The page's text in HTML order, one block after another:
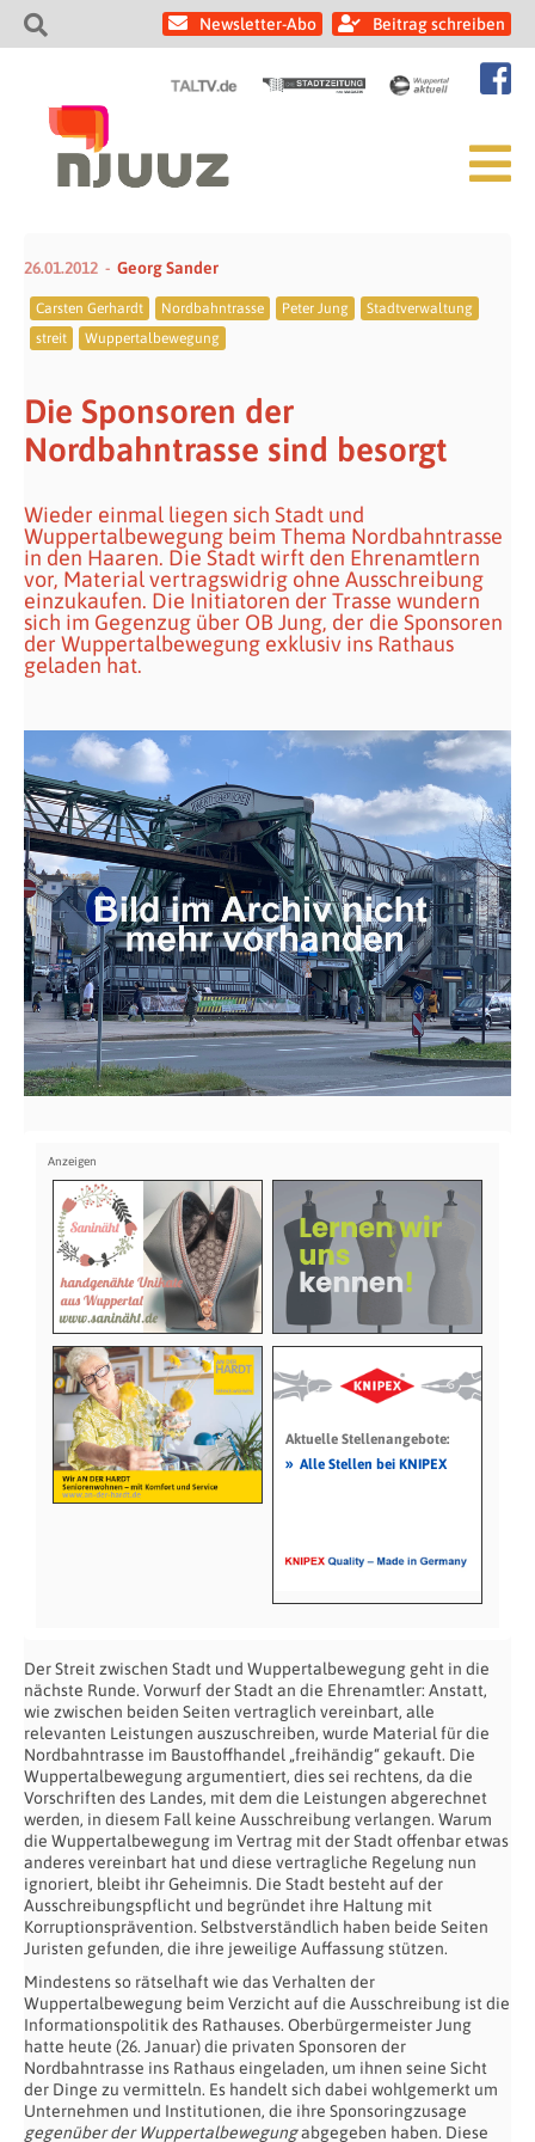
Newsletter-Abo Beitrag schreiben
26.01.2012 Georg Sander
Carsten Gerhardt Nordbahntrasse Peter Jung
Stadtverwaltung
streit
Wuppertalbewegung
Die Sponsoren der
Nordbahntrasse sind besorgt
Wieder einmal liegen sich Stadt und
Wuppertalbewegung beim Thema Nordbahntrasse
in den Haaren. Die Stadt wirft den Ehrenamtlern
vor, Material vertragswidrig ohne Ausschreibung
einzukaufen. Die Initiatoren der Trasse wundern
sich im Gegenzug über OB Jung, der die Sponsoren
der Wuppertalbewegung exklusiv ins Rathaus
geladen hat.
Aktuelle Stellenangebote:
» Alle Stellen bei KNIPEX
Der Streit zwischen Stadt und Wuppertalbewegung geht in die
nächste Runde. Vorwurf der Stadt an die Ehrenamtler: Anstatt,
wie zwischen beiden Seiten vertraglich vereinbart, alle
relevanten Leistungen auszuschreiben, wurde Material für die
Nordbahntrasse im Baustoffhandel „freihändig“ gekauft. Die
Wuppertalbewegung argumentiert, dies sei rechtens, da die
Vorschriften des Landes, mit dem die Leistungen abgerechnet
werden, in diesem Fall keine Ausschreibung verlangen. Warum
die Wuppertalbewegung im Vertrag mit der Stadt offenbar etwas
anderes vereinbart hat und diese vertragliche Regelung nun
ignoriert, bleibt ihr Geheimnis. Die Stadt besteht auf der
Ausschreibungspflicht und begründet ihre Haltung mit
Korruptionsprävention. Selbstverständlich haben beide Seiten
Juristen gefunden, die ihre jeweilige Auffassung stützen.
Mindestens so rätselhaft wie das Verhalten der
Wuppertalbewegung beim Verzicht auf die Ausschreibung ist die
Informationspolitik des Rathauses. Oberbürgermeister Jung
hatte heute (26. Januar) die privaten Sponsoren der
Nordbahntrasse ins Rathaus eingeladen, um ihnen seine Sicht
der Dinge zu vermitteln. Es handelt sich dabei wohlgemerkt um
Unternehmen und Institutionen, die ihre Sponsoringzusage
gegenüber der Wuppertalbewegungabgegeben haben. Diese